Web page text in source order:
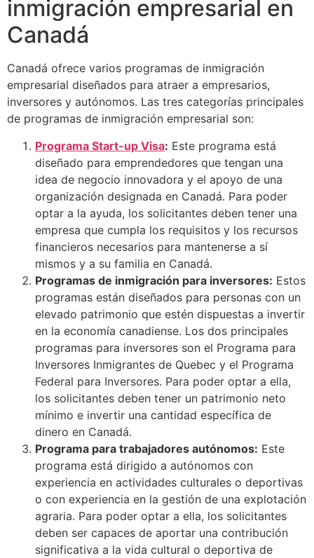
inmigración empresarial en
Canadá
Canadá ofrece varios programas de inmigración
empresarial diseñados para atraer a empresarios,
inversores y autónomos. Las tres categorías principales
de programas de inmigración empresarial son:
Programa Start-up Visa: Este programa está
diseñado para emprendedores que tengan una
idea de negocio innovadora y el apoyo de una
organización designada en Canadá. Para poder
optar a la ayuda, los solicitantes deben tener una
empresa que cumpla los requisitos y los recursos
financieros necesarios para mantenerse a sí
mismos y a su familia en Canadá.
Programas de inmigración para inversores: Estos
programas están diseñados para personas con un
elevado patrimonio que estén dispuestas a invertir
en la economía canadiense. Los dos principales
programas para inversores son el Programa para
Inversores Inmigrantes de Quebec y el Programa
Federal para Inversores. Para poder optar a ella,
los solicitantes deben tener un patrimonio neto
mínimo e invertir una cantidad específica de
dinero en Canadá.
Programa para trabajadores autónomos: Este
programa está dirigido a autónomos con
experiencia en actividades culturales o deportivas
o con experiencia en la gestión de una explotación
agraria. Para poder optar a ella, los solicitantes
deben ser capaces de aportar una contribución
significativa a la vida cultural o deportiva de